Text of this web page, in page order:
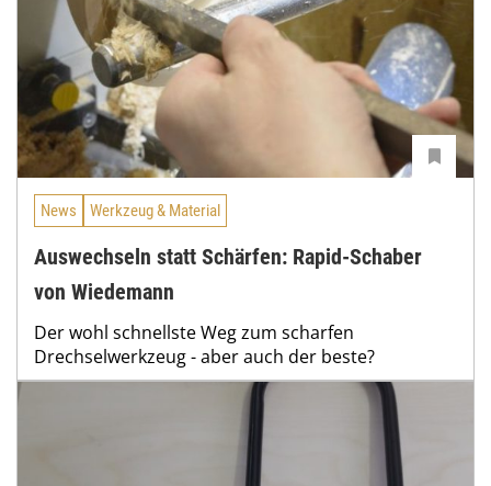
News Werkzeug & Material
Auswechseln statt Schärfen: Rapid-Schaber
von Wiedemann
Der wohl schnellste Weg zum scharfen
Drechselwerkzeug - aber auch der beste?